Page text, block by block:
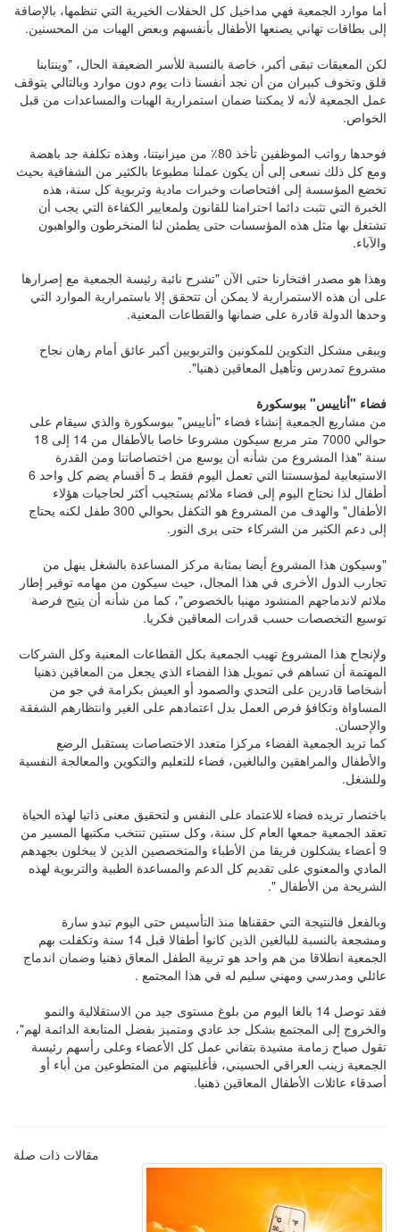
أما موارد الجمعية فهي مداخيل كل الحفلات الخيرية التي تنظمها، بالإضافة
إلى بطاقات تهاني يصنعها الأطفال بأنفسهم وبعض الهبات من المحسنين.
لكن المعيقات تبقى أكبر، خاصة بالنسبة للأسر الضعيفة الحال، "وينتابنا
قلق وتخوف كبيران من أن نجد أنفسنا ذات يوم دون موارد وبالتالي يتوقف
عمل الجمعية لأنه لا يمكننا ضمان استمرارية الهبات والمساعدات من قبل
الخواص.
فوحدها رواتب الموظفين تأخذ 80٪ من ميزانيتنا، وهذه تكلفة جد باهضة
ومع كل ذلك نسعى إلى أن يكون عملنا مطبوعا بالكثير من الشفافية بحيث
تخضع المؤسسة إلى افتحاصات وخبرات مادية وتربوية كل سنة، هذه
الخبرة التي تثبت دائما احترامنا للقانون ولمعايير الكفاءة التي يجب أن
تشتغل بها مثل هذه المؤسسات حتى يطمئن لنا المنخرطون والواهبون
والآباء.
وهذا هو مصدر افتخارنا حتى الآن "تشرح نائبة رئيسة الجمعية مع إصرارها
على أن هذه الاستمرارية لا يمكن أن تتحقق إلا باستمرارية الموارد التي
وحدها الدولة قادرة على ضمانها والقطاعات المعنية.
ويبقى مشكل التكوين للمكونين والتربويين أكبر عائق أمام رهان نجاح
مشروع تمدرس وتأهيل المعاقين ذهنيا".
فضاء "أناييس" ببوسكورة
من مشاريع الجمعية إنشاء فضاء "أناييس" ببوسكورة والذي سيقام على
حوالي 7000 متر مربع سيكون مشروعا خاصا بالأطفال من 14 إلى 18
سنة "هذا المشروع من شأنه أن يوسع من اختصاصاتنا ومن القدرة
الاستيعابية لمؤسستنا التي تعمل اليوم فقط بـ 5 أقسام يضم كل واحد 6
أطفال لذا نحتاج اليوم إلى فضاء ملائم يستجيب أكثر لحاجيات هؤلاء
الأطفال" والهدف من المشروع هو التكفل بحوالي 300 طفل لكنه يحتاج
إلى دعم الكثير من الشركاء حتى يرى النور.
"وسيكون هذا المشروع أيضا بمثابة مركز المساعدة بالشغل ينهل من
تجارب الدول الأخرى في هذا المجال، حيث سيكون من مهامه توفير إطار
ملائم لاندماجهم المنشود مهنيا بالخصوص"، كما من شأنه أن يتيح فرصة
توسيع التخصصات حسب قدرات المعاقين فكريا.
ولإنجاح هذا المشروع تهيب الجمعية بكل القطاعات المعنية وكل الشركات
المهتمة أن تساهم في تمويل هذا الفضاء الذي يجعل من المعاقين ذهنيا
أشخاصا قادرين على التحدي والصمود أو العيش بكرامة في جو من
المساواة وتكافؤ فرص العمل بدل اعتمادهم على الغير وانتظارهم الشفقة
والإحسان.
كما تريد الجمعية الفضاء مركزا متعدد الاختصاصات يستقبل الرضع
والأطفال والمراهقين والبالغين، فضاء للتعليم والتكوين والمعالجة النفسية
وللشغل.
باختصار تريده فضاء للاعتماد على النفس و لتحقيق معنى ذاتيا لهذه الحياة
تعقد الجمعية جمعها العام كل سنة، وكل سنتين تنتخب مكتبها المسير من
9 أعضاء يشكلون فريقا من الأطباء والمتخصصين الذين لا يبخلون بجهدهم
المادي والمعنوي على تقديم كل الدعم والمساعدة الطبية والتربوية لهذه
الشريحة من الأطفال ".
وبالفعل فالنتيجة التي حققناها منذ التأسيس حتى اليوم تبدو سارة
ومشجعة بالنسبة للبالغين الذين كانوا أطفالا قبل 14 سنة وتكفلت بهم
الجمعية انطلاقا من هم واحد هو تربية الطفل المعاق ذهنيا وضمان اندماج
عائلي ومدرسي ومهني سليم له في هذا المجتمع .
فقد توصل 14 بالغا اليوم من بلوغ مستوى جيد من الاستقلالية والنمو
والخروج إلى المجتمع بشكل جد عادي ومتميز بفضل المتابعة الدائمة لهم"،
تقول صباح زمامة مشيدة بتفاني عمل كل الأعضاء وعلى رأسهم رئيسة
الجمعية زينب العراقي الحسيني، فأغلبيتهم من المتطوعين من أباء أو
أصدقاء عائلات الأطفال المعاقين ذهنيا.
مقالات ذات صلة